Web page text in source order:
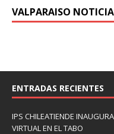
VALPARAISO
ENTRADAS RECIENTES
IPS CHILEATIENDE
VIRTUAL EN EL TABO